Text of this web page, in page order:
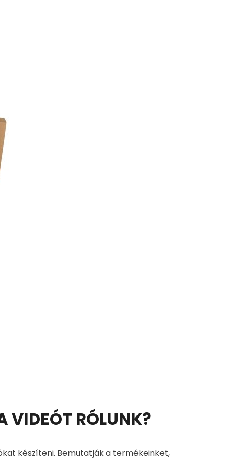
VIDEÓT RÓLUNK?
készíteni. Bemutatják a termékeinket,